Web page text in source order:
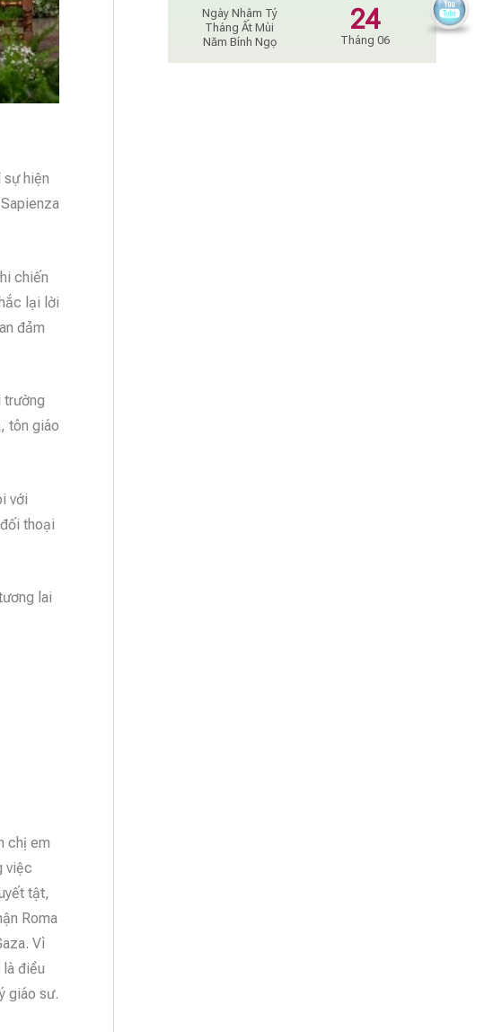
sự hiện
chiến
lại lời
đảm
trường
tôn giáo
với
thoại
lai
chị em
việc
tật,
Roma
Vì
điều
giáo sư.
Ngày Nhâm Tý
Tháng Ất Mùi
Năm Bính Ngọ
24
Tháng 06